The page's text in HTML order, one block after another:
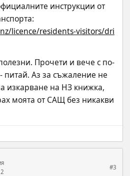
инструкции от
licence/residents-visitors/dri
Прочети и вече с по-
питай. Аз за съжаление не
изкарване на НЗ книжка,
моята от САЩ без никакви
#3